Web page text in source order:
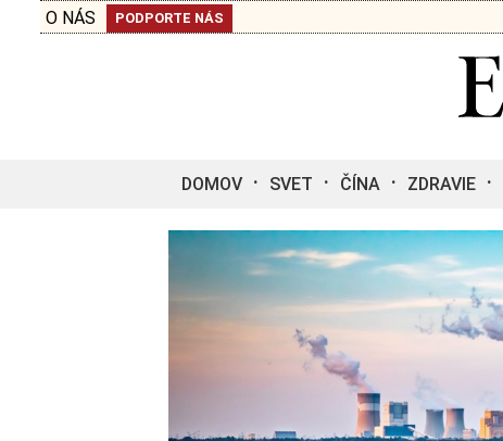
O NÁS PODPORTE NÁS
DOMOV SVET ČÍNA ZDRAVIE